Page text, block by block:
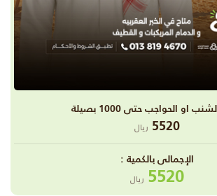
او الحواجب حتى 1000 بصيلة
5520 ريال
اﻹجمالى بالكمية :
5520 ريال